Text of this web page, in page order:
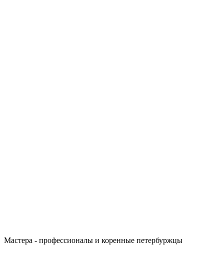
Мастера - профессионалы и коренные петербуржцы